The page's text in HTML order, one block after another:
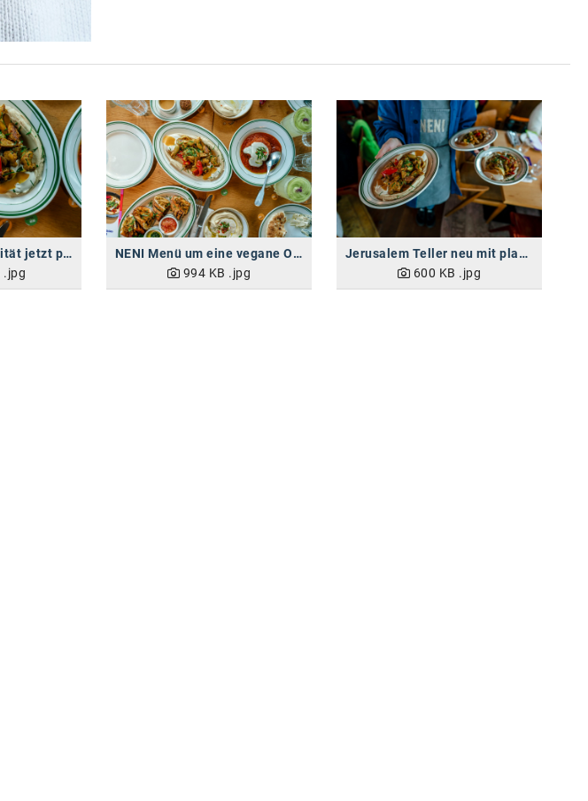
Israelische Spezialität jetzt pflanzenbasiert
.jpg
NENI Menü um eine vegane Option reicher
994 KB .jpg
Jerusalem Teller neu mit planted.chicken
600 KB .jpg